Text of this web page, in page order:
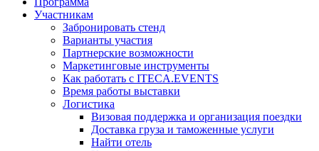
Участникам
Забронировать стенд
Варианты участия
Партнерские возможности
Маркетинговые инструменты
Как работать с ITECA.EVENTS
Время работы выставки
Логистика
Визовая поддержка и организация поездки
Доставка груза и таможенные услуги
Найти отель